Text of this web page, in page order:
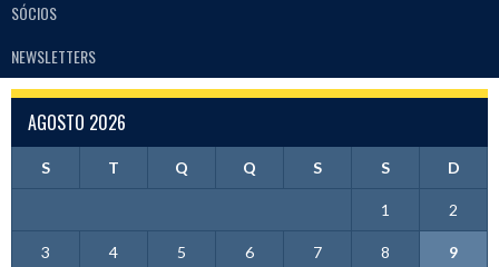
SÓCIOS
NEWSLETTERS
AGOSTO 2026
S T Q Q S S D
1 2
3 4 5 6 7 8 9